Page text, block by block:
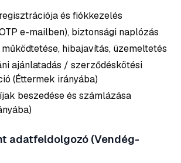
és fiókkezelés
e-mailben), biztonsági naplózás
hibajavítás, üzemeltetés
ajánlatadás / szerződéskötési
(Éttermek irányába)
beszedése és számlázása
adatfeldolgozó (Vendég-